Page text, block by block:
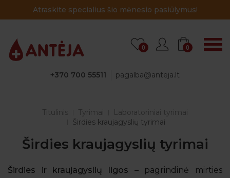
Atraskite specialius šio mėnesio pasiūlymus!
+370 700 55511 pagalba@anteja.lt
0 0
Titulinis Tyrimai
Laboratoriniai tyrimai
Širdies kraujagyslių tyrimai
Širdies kraujagyslių tyrimai
Širdies ir kraujagyslių ligos – pagrindinė mirties